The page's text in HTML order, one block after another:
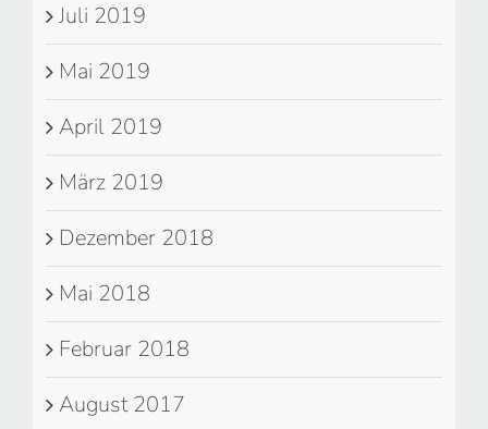
Juli 2019
Mai 2019
April 2019
März 2019
Dezember 2018
Mai 2018
Februar 2018
August 2017